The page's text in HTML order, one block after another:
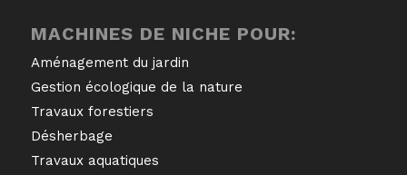
MACHINES DE NICHE POUR:
Aménagement du jardin
Gestion écologique de la nature
Travaux forestiers
Désherbage
Travaux aquatiques